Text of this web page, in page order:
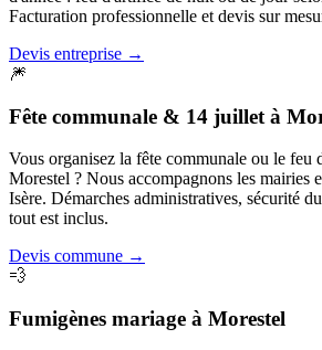
Facturation professionnelle et devis sur
Devis entreprise →
🎆
Fête communale & 14 juillet à
Vous organisez la fête communale ou le feu
Morestel ? Nous accompagnons les mairies
Isère. Démarches administratives, sécurité
tout est inclus.
Devis commune →
💨
Fumigènes mariage à Morestel